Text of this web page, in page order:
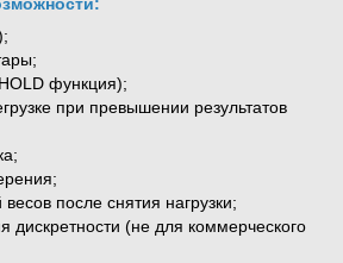
функция);
при превышении результатов
после снятия нагрузки;
(не для коммерческого